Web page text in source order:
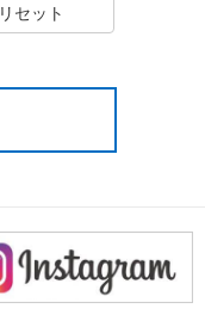
リセット